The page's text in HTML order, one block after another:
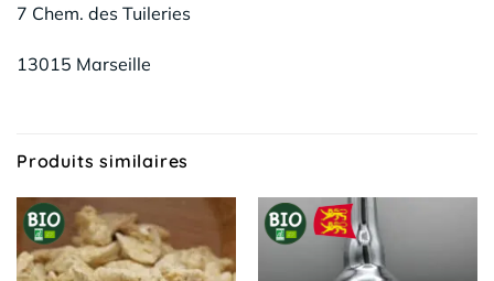
7 Chem. des Tuileries
13015 Marseille
Produits similaires